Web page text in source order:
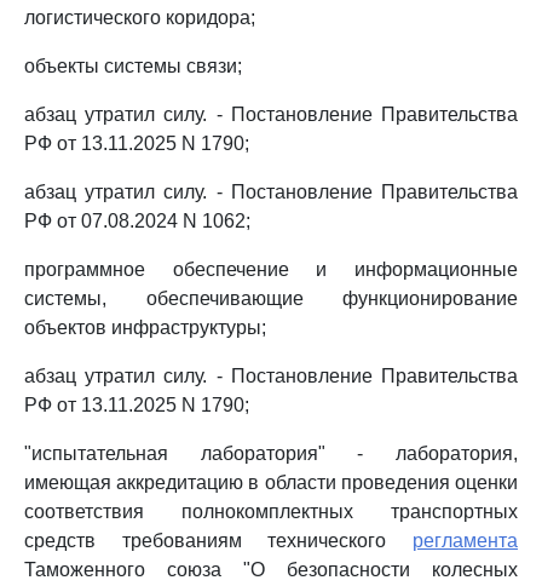
логистического коридора;
объекты системы связи;
абзац утратил силу. - Постановление Правительства
РФ от 13.11.2025 N 1790;
абзац утратил силу. - Постановление Правительства
РФ от 07.08.2024 N 1062;
программное обеспечение и информационные
системы, обеспечивающие функционирование
объектов инфраструктуры;
абзац утратил силу. - Постановление Правительства
РФ от 13.11.2025 N 1790;
"испытательная лаборатория" - лаборатория,
имеющая аккредитацию в области проведения оценки
соответствия полнокомплектных транспортных
средств требованиям технического регламента
Таможенного союза "О безопасности колесных